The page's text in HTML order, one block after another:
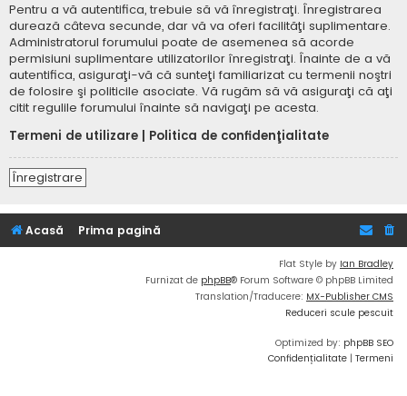
Pentru a vă autentifica, trebuie să vă înregistraţi. Înregistrarea
durează câteva secunde, dar vă va oferi facilităţi suplimentare.
Administratorul forumului poate de asemenea să acorde
permisiuni suplimentare utilizatorilor înregistraţi. Înainte de a vă
autentifica, asiguraţi-vă că sunteţi familiarizat cu termenii noştri
de folosire şi politicile asociate. Vă rugăm să vă asiguraţi că aţi
citit regulile forumului înainte să navigaţi pe acesta.
Termeni de utilizare
Politica de confidenţialitate
Înregistrare
Acasă Prima pagină
Flat Style by Ian Bradley
Furnizat de phpBB® Forum Software © phpBB Limited
Translation/Traducere: MX-Publisher CMS
Reduceri scule pescuit
Optimized by: phpBB SEO
Confidențialitate | Termeni